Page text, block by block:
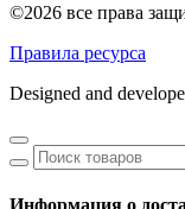
©2026 все права
Правила ресурса
Designed and